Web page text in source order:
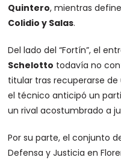
Quintero, mientras
Colidio y Salas.
Del lado del “Fortín”, el
Schelotto todavía no
titular tras recuperarse
el técnico anticipó un
un rival acostumbrado a
Por su parte, el conjunto
Defensa y Justicia en